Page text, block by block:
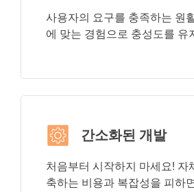
사용자의 요구를 충족하는 원
에 맞는 경험으로 충성도를 유
간소화된 개발
처음부터 시작하지 마세요! 자
축하는 비용과 복잡성을 피하